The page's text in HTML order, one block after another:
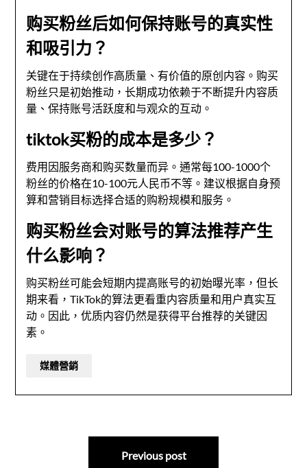
购买粉丝后如何保持账号的真实性
和吸引力？
关键在于持续创作高质量、有价值的原创内容。购买
粉丝只是初始推动，长期成功依赖于不断提升内容质
量、保持账号活跃度和与观众的互动。
tiktok买粉的成本是多少？
费用因服务商和购买数量而异。通常每100-1000个
粉丝的价格在10-100元人民币不等。建议根据自身预
算和营销目标选择合适的购粉规模和服务。
购买粉丝会对账号的算法推荐产生
什么影响？
购买粉丝可能会短期内提高账号的初始曝光率，但长
期来看，TikTok的算法更看重内容质量和用户真实互
动。因此，优质内容仍然是获得平台推荐的关键因
素。
媒體營銷
Previous post